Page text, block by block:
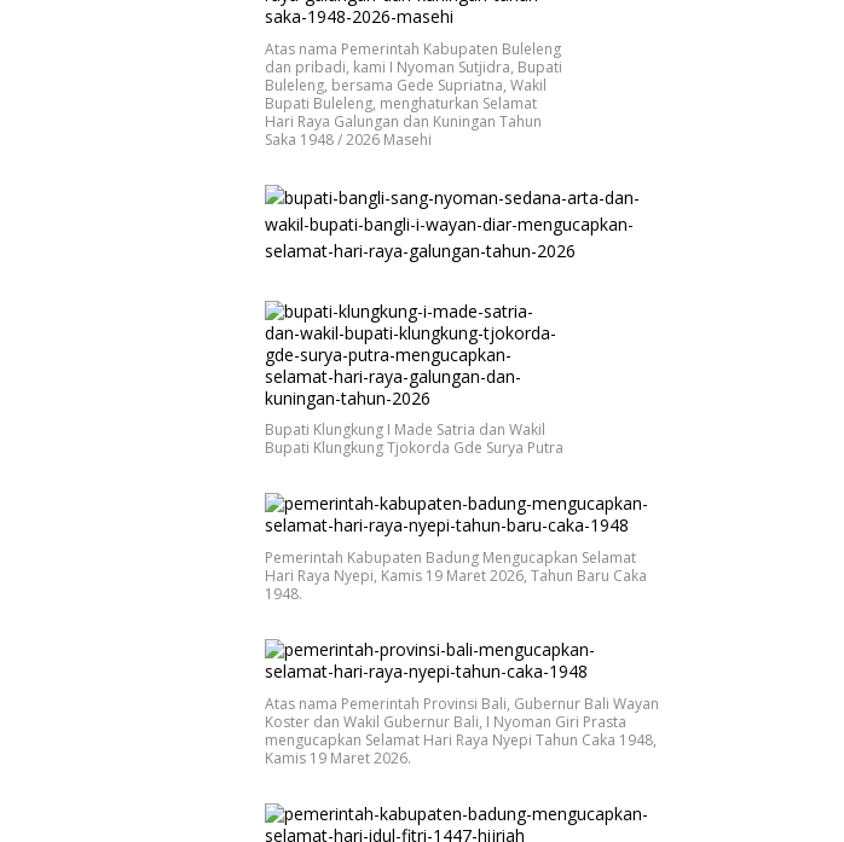
Atas nama Pemerintah Kabupaten Buleleng
dan pribadi, kami I Nyoman Sutjidra, Bupati
Buleleng, bersama Gede Supriatna, Wakil
Bupati Buleleng, menghaturkan Selamat
Hari Raya Galungan dan Kuningan Tahun
Saka 1948 / 2026 Masehi
Bupati Klungkung I Made Satria dan Wakil
Bupati Klungkung Tjokorda Gde Surya Putra
Pemerintah Kabupaten Badung Mengucapkan Selamat
Hari Raya Nyepi, Kamis 19 Maret 2026, Tahun Baru Caka
1948.
Atas nama Pemerintah Provinsi Bali, Gubernur Bali Wayan
Koster dan Wakil Gubernur Bali, I Nyoman Giri Prasta
mengucapkan Selamat Hari Raya Nyepi Tahun Caka 1948,
Kamis 19 Maret 2026.